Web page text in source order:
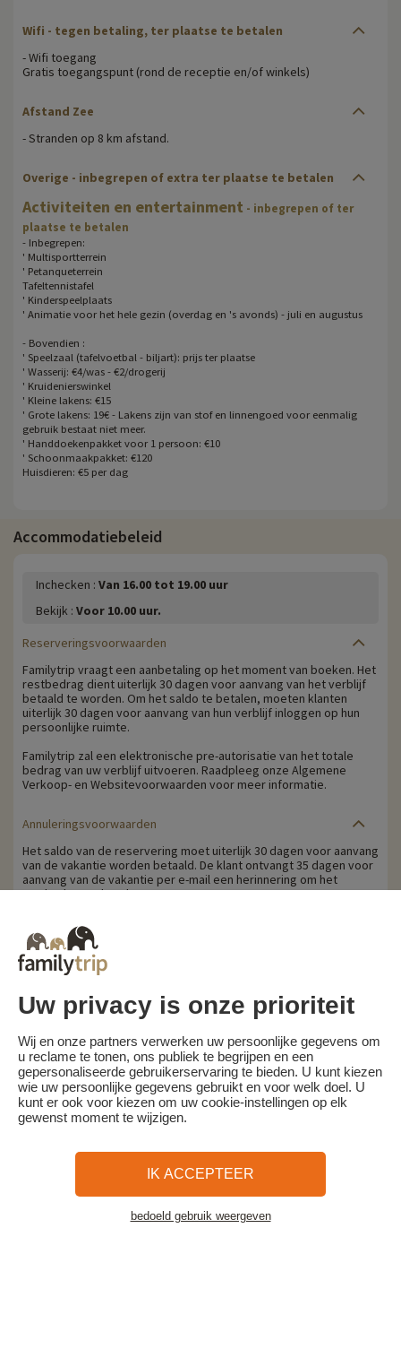
Wifi - tegen betaling, ter plaatse te betalen
- Wifi toegang
Gratis toegangspunt (rond de receptie en/of winkels)
Afstand Zee
- Stranden op 8 km afstand.
Overige - inbegrepen of extra ter plaatse te betalen
Activiteiten en entertainment - inbegrepen of ter
plaatse te betalen
- Inbegrepen:
' Multisportterrein
' Petanqueterrein
Tafeltennistafel
' Kinderspeelplaats
' Animatie voor het hele gezin (overdag en 's avonds) - juli en augustus
- Bovendien :
' Speelzaal (tafelvoetbal - biljart): prijs ter plaatse
' Wasserij: €4/was - €2/drogerij
' Kruidenierswinkel
' Kleine lakens: €15
' Grote lakens: 19€ - Lakens zijn van stof en linnengoed voor eenmalig
gebruik bestaat niet meer.
' Handdoekenpakket voor 1 persoon: €10
' Schoonmaakpakket: €120
Huisdieren: €5 per dag
Accommodatiebeleid
Inchecken : Van 16.00 tot 19.00 uur
Bekijk : Voor 10.00 uur.
Reserveringsvoorwaarden
Familytrip vraagt een aanbetaling op het moment van boeken. Het
restbedrag dient uiterlijk 30 dagen voor aanvang van het verblijf
betaald te worden. Om het saldo te betalen, moeten klanten
uiterlijk 30 dagen voor aanvang van hun verblijf inloggen op hun
persoonlijke ruimte.
Familytrip zal een elektronische pre-autorisatie van het totale
bedrag van uw verblijf uitvoeren. Raadpleeg onze Algemene
Verkoop- en Websitevoorwaarden voor meer informatie.
Annuleringsvoorwaarden
Het saldo van de reservering moet uiterlijk 30 dagen voor aanvang
van de vakantie worden betaald. De klant ontvangt 35 dagen voor
aanvang van de vakantie per e-mail een herinnering om het
restbedrag te betalen.
Annuleringskosten worden berekend op basis van de volgende
schaal:
- Annulering 30 dagen of meer voor aanvang van de vakantie:
annulering zonder kosten
- Annulering minder dan 30 dagen voor aanvang van het verblijf:
100% van de reissom is verschuldigd.
Familytrip raadt je aan een annuleringsverzekering af te sluiten bij
haar partner AREAS Assurances. Schrijf je in op het moment van de
boeking of binnen 24 uur na de boeking per telefoon.
Algemene voorwaarden en privacybeleid
Wat de pers over ons te zeggen heeft
Kaart
Uw privacy is onze prioriteit
Wij en onze partners verwerken uw persoonlijke gegevens om
u reclame te tonen, ons publiek te begrijpen en een
gepersonaliseerde gebruikerservaring te bieden. U kunt kiezen
wie uw persoonlijke gegevens gebruikt en voor welk doel. U
kunt er ook voor kiezen om uw cookie-instellingen op elk
gewenst moment te wijzigen.
IK ACCEPTEER
bedoeld gebruik weergeven